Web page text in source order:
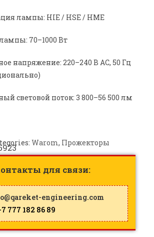
лампы: HIE / HSE / HME
70–1000 Вт
напряжение: 220–240 В AC, 50 Гц
световой поток: 3 800–56 500 лм
Warom, Прожекторы
для связи:
engineering.com
777 182 86 89